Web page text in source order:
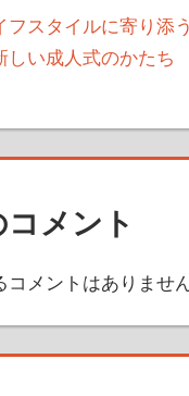
フスタイルに寄り添
しい成人式のかたち
メント
メントはありません